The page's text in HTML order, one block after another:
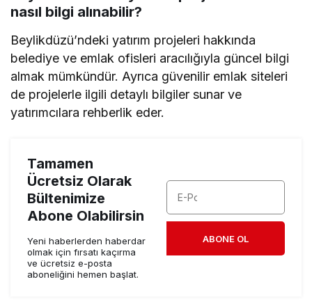
nasıl bilgi alınabilir?
Beylikdüzü’ndeki yatırım projeleri hakkında
belediye ve emlak ofisleri aracılığıyla güncel bilgi
almak mümkündür. Ayrıca güvenilir emlak siteleri
de projelerle ilgili detaylı bilgiler sunar ve
yatırımcılara rehberlik eder.
Tamamen
Ücretsiz Olarak
Bültenimize
Abone Olabilirsin
Yeni haberlerden haberdar
olmak için fırsatı kaçırma
ve ücretsiz e-posta
aboneliğini hemen başlat.
ABONE OL